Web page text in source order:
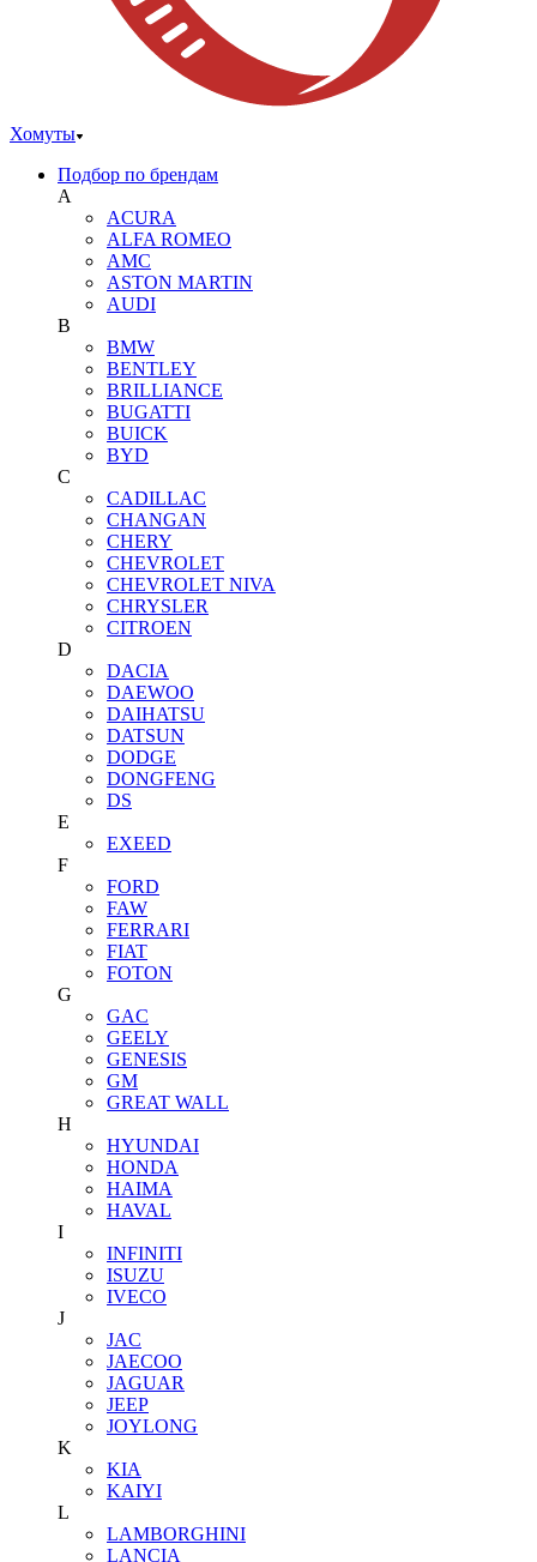
Хомуты
Подбор по брендам
A
ACURA
ALFA ROMEO
AMC
ASTON MARTIN
AUDI
B
BMW
BENTLEY
BRILLIANCE
BUGATTI
BUICK
BYD
C
CADILLAC
CHANGAN
CHERY
CHEVROLET
CHEVROLET NIVA
CHRYSLER
CITROEN
D
DACIA
DAEWOO
DAIHATSU
DATSUN
DODGE
DONGFENG
DS
E
EXEED
F
FORD
FAW
FERRARI
FIAT
FOTON
G
GAC
GEELY
GENESIS
GM
GREAT WALL
H
HYUNDAI
HONDA
HAIMA
HAVAL
I
INFINITI
ISUZU
IVECO
J
JAC
JAECOO
JAGUAR
JEEP
JOYLONG
K
KIA
KAIYI
L
LAMBORGHINI
LANCIA